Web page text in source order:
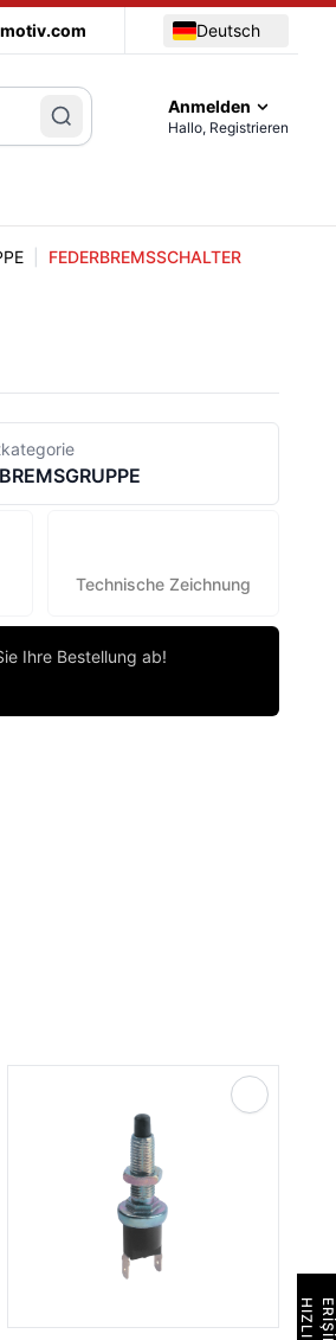
Deutsch
Anmelden
Hallo, Registrieren
FEDERBREMSSCHALTER
Technische Zeichnung
Ihre Bestellung ab!
H
I
Z
L
I
E
R
İ
Ş
İ
M